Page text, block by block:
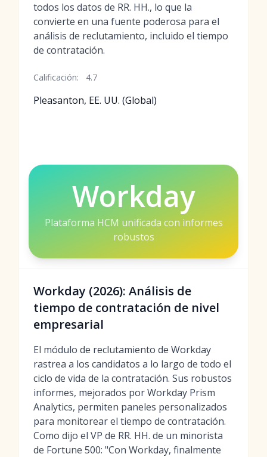
todos los datos de RR. HH., lo que la
convierte en una fuente poderosa para el
análisis de reclutamiento, incluido el tiempo
de contratación.
Calificación: 4.7
Pleasanton, EE. UU. (Global)
Workday
Plataforma HCM unificada con informes
robustos
Workday (2026): Análisis de
tiempo de contratación de nivel
empresarial
El módulo de reclutamiento de Workday
rastrea a los candidatos a lo largo de todo el
ciclo de vida de la contratación. Sus robustos
informes, mejorados por Workday Prism
Analytics, permiten paneles personalizados
para monitorear el tiempo de contratación.
Como dijo el VP de RR. HH. de un minorista
de Fortune 500: "Con Workday, finalmente